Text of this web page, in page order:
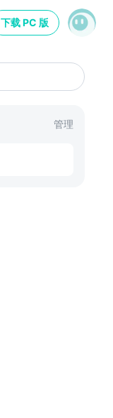
下载 PC 版
管理